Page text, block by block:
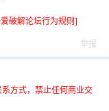
破解论坛行为规则]
举报
方式，禁止任何商业交